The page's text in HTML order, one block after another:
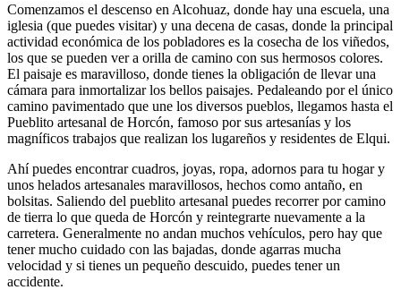
Comenzamos el descenso en Alcohuaz, donde hay una escuela, una
iglesia (que puedes visitar) y una decena de casas, donde la principal
actividad económica de los pobladores es la cosecha de los viñedos,
los que se pueden ver a orilla de camino con sus hermosos colores.
El paisaje es maravilloso, donde tienes la obligación de llevar una
cámara para inmortalizar los bellos paisajes. Pedaleando por el único
camino pavimentado que une los diversos pueblos, llegamos hasta el
Pueblito artesanal de Horcón, famoso por sus artesanías y los
magníficos trabajos que realizan los lugareños y residentes de Elqui.
Ahí puedes encontrar cuadros, joyas, ropa, adornos para tu hogar y
unos helados artesanales maravillosos, hechos como antaño, en
bolsitas. Saliendo del pueblito artesanal puedes recorrer por camino
de tierra lo que queda de Horcón y reintegrarte nuevamente a la
carretera. Generalmente no andan muchos vehículos, pero hay que
tener mucho cuidado con las bajadas, donde agarras mucha
velocidad y si tienes un pequeño descuido, puedes tener un
accidente.